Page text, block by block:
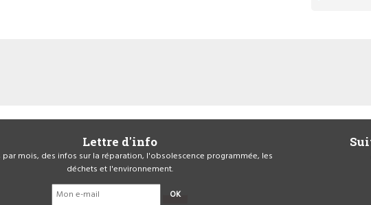
Lettre d'info
par mois, des infos sur la réparation, l'obsolescence programmée, les
déchets et l'environnement.
OK